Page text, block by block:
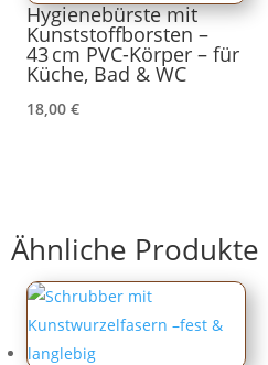
Hygienebürste mit
Kunststoffborsten –
43 cm PVC-Körper – für
Küche, Bad & WC
18,00 €
Ähnliche Produkte